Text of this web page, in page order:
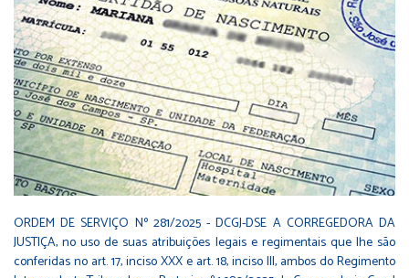
ORDEM DE SERVIÇO Nº 281/2025 - DCGJ-DSE A CORREGEDORA DA
JUSTIÇA, no uso de suas atribuições legais e regimentais que lhe são
conferidas no art. 17, inciso XXX e art. 18, inciso III, ambos do Regimento